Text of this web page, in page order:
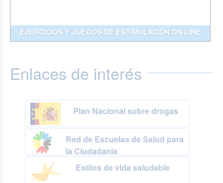
EJERCICIOS Y JUEGOS DE ESTIMULACIÓN ON LINE
Enlaces de interés
Plan Nacional sobre drogas
Red de Escuelas de Salud para
la Ciudadanía
Estilos de vida saludable